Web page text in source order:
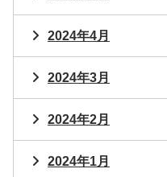
2024年4月
2024年3月
2024年2月
2024年1月